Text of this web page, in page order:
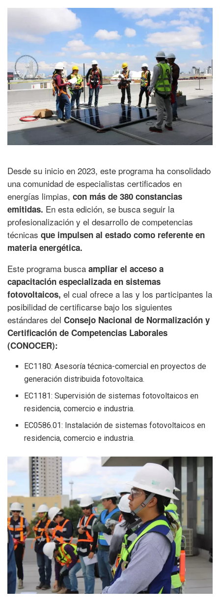
Desde su inicio en 2023, este programa ha consolidado
una comunidad de especialistas certificados en
energías limpias, con más de 380 constancias
emitidas. En esta edición, se busca seguir la
profesionalización y el desarrollo de competencias
técnicas que impulsen al estado como referente en
materia energética.
Este programa busca ampliar el acceso a
capacitación especializada en sistemas
fotovoltaicos, el cual ofrece a las y los participantes la
posibilidad de certificarse bajo los siguientes
estándares del Consejo Nacional de Normalización y
Certificación de Competencias Laborales
(CONOCER):
EC1180: Asesoría técnica-comercial en proyectos de
generación distribuida fotovoltaica.
EC1181: Supervisión de sistemas fotovoltaicos en
residencia, comercio e industria.
EC0586.01: Instalación de sistemas fotovoltaicos en
residencia, comercio e industria.